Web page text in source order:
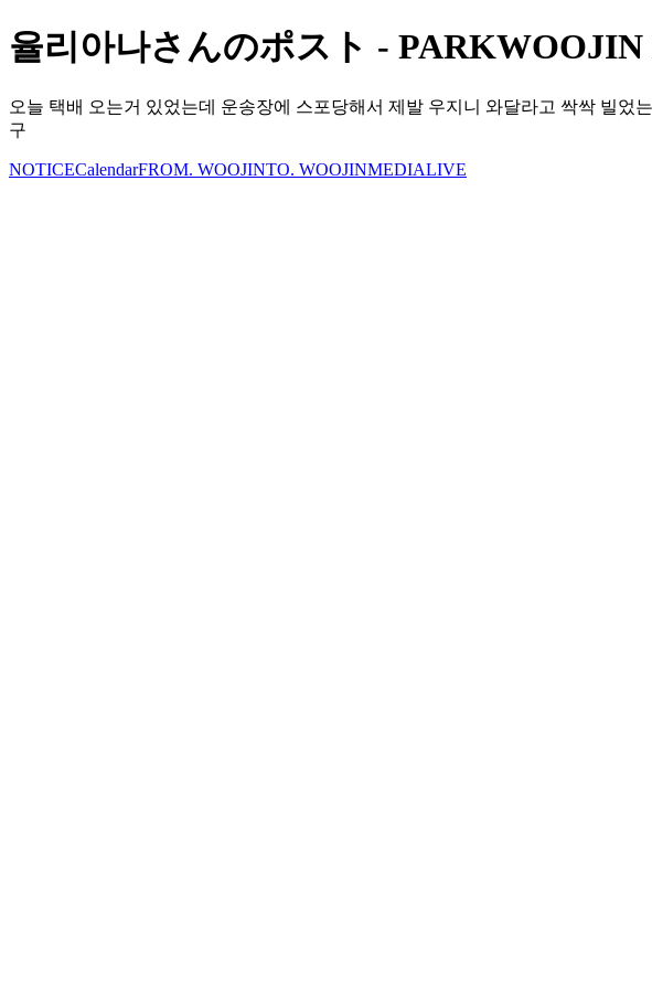
율리아나さんのポスト -
오늘 택배 오는거 있었는데 운송장에 스포당해서 제발 우지니 와달라고 싹싹 빌
구
NOTICECalendarFROM. WOOJINTO. WOOJINMEDIALIVE